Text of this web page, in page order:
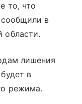
то, что
сообщили в
области.
лишения
в
режима.